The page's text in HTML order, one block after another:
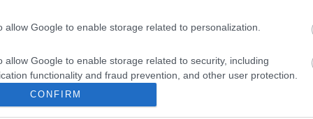
allow Google to enable storage related to personalization.
allow Google to enable storage related to security, including
functionality and fraud prevention, and other user protection.
CONFIRM